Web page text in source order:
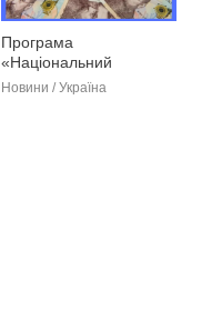
Програма
«Національний
кешбек» зазнала змін
Новини / Україна